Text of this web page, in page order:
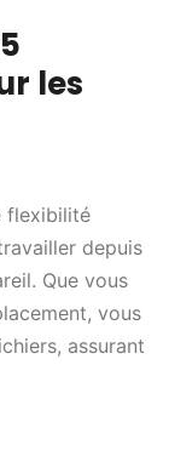
les
flexibilité
depuis
Que vous
vous
assurant